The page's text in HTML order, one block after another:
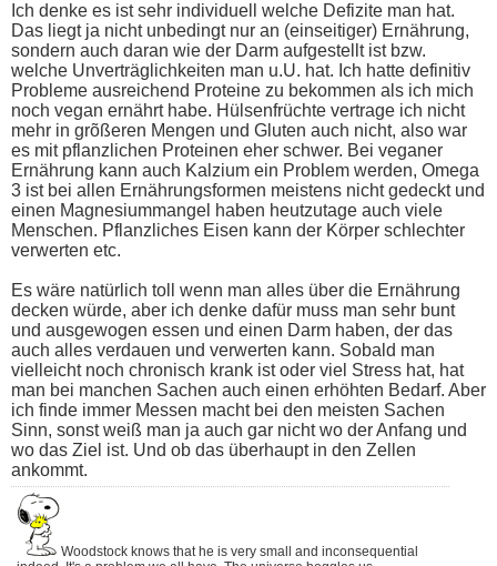
Ich denke es ist sehr individuell welche Defizite man hat.
Das liegt ja nicht unbedingt nur an (einseitiger) Ernährung,
sondern auch daran wie der Darm aufgestellt ist bzw.
welche Unverträglichkeiten man u.U. hat. Ich hatte definitiv
Probleme ausreichend Proteine zu bekommen als ich mich
noch vegan ernährt habe. Hülsenfrüchte vertrage ich nicht
mehr in grõßeren Mengen und Gluten auch nicht, also war
es mit pflanzlichen Proteinen eher schwer. Bei veganer
Ernährung kann auch Kalzium ein Problem werden, Omega
3 ist bei allen Ernährungsformen meistens nicht gedeckt und
einen Magnesiummangel haben heutzutage auch viele
Menschen. Pflanzliches Eisen kann der Körper schlechter
verwerten etc.
Es wäre natürlich toll wenn man alles über die Ernährung
decken würde, aber ich denke dafür muss man sehr bunt
und ausgewogen essen und einen Darm haben, der das
auch alles verdauen und verwerten kann. Sobald man
vielleicht noch chronisch krank ist oder viel Stress hat, hat
man bei manchen Sachen auch einen erhöhten Bedarf. Aber
ich finde immer Messen macht bei den meisten Sachen
Sinn, sonst weiß man ja auch gar nicht wo der Anfang und
wo das Ziel ist. Und ob das überhaupt in den Zellen
ankommt.
Woodstock knows that he is very small and inconsequential